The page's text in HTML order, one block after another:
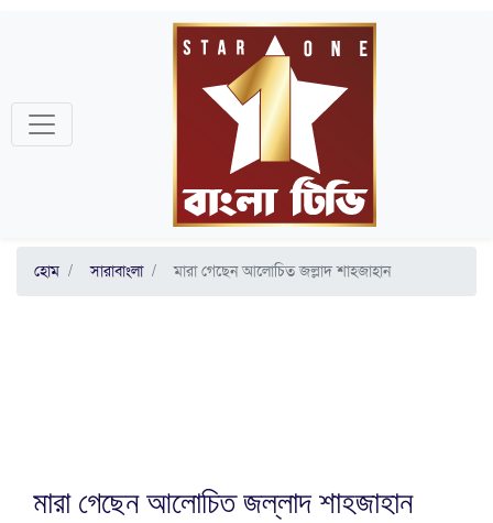
হোম সারাবাংলা মারা গেছেন আলোচিত জল্লাদ শাহজাহান
মারা গেছেন আলোচিত জল্লাদ শাহজাহান